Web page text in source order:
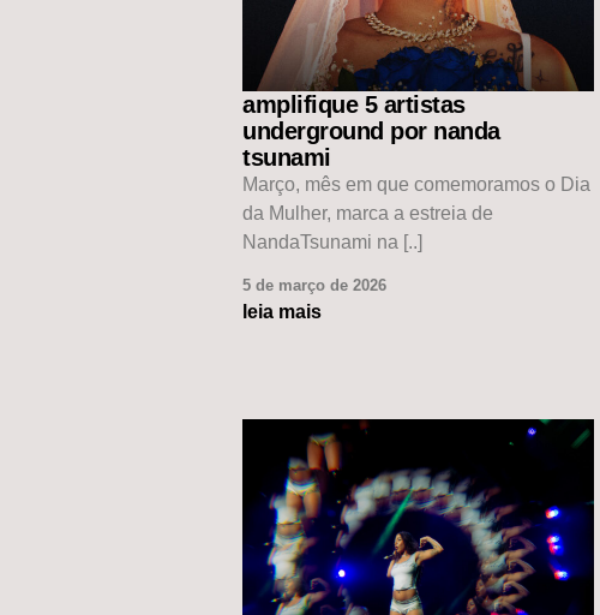
amplifique 5 artistas
underground por nanda
tsunami
Março, mês em que comemoramos o Dia
da Mulher, marca a estreia de
NandaTsunami na [..]
5 de março de 2026
leia mais